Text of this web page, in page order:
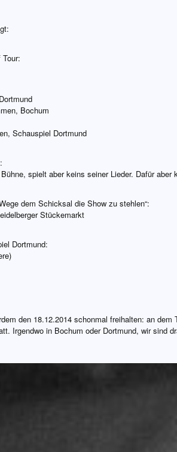
Bochum
Schauspiel Dortmund
spielt aber keins seiner Lieder. Dafür aber
dem Schicksal die Show zu stehlen“:
Stückemarkt
Dortmund:
den 18.12.2014 schonmal freihalten: an dem
Irgendwo in Bochum oder Dortmund, wir sind